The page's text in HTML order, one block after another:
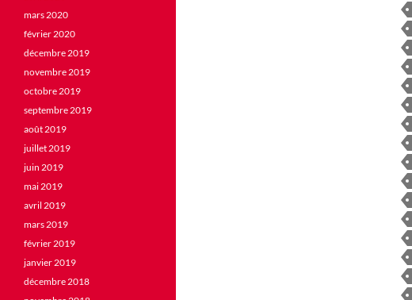
mars 2020
février 2020
décembre 2019
novembre 2019
octobre 2019
septembre 2019
août 2019
juillet 2019
juin 2019
mai 2019
avril 2019
mars 2019
février 2019
janvier 2019
décembre 2018